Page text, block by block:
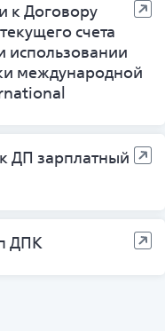
к Договору
счета
использовании
международной
ДП зарплатный
ДПК